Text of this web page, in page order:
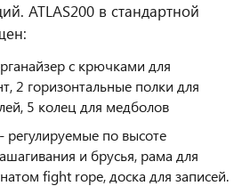
ATLAS200 в стандартной
с крючками для
2 горизонтальные полки для
5 колец для медболов
регулируемые по высоте
и брусья, рама для
fight rope, доска для записей.